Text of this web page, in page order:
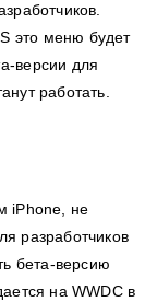
это меню будет
версии для
работать.
iPhone, не
разработчиков
бета-версию
на WWDC в